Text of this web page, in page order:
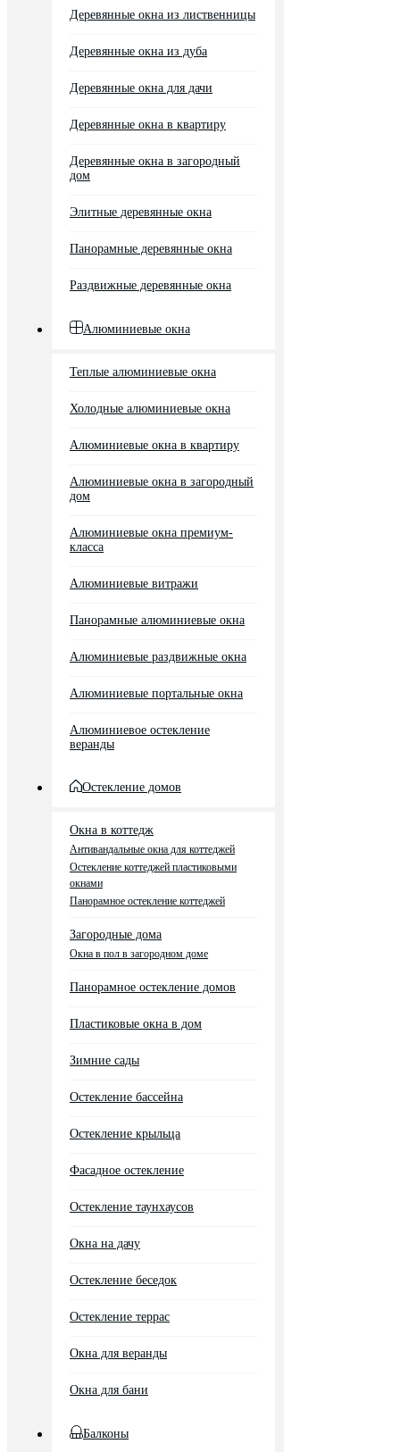
Деревянные окна из лиственницы
Деревянные окна из дуба
Деревянные окна для дачи
Деревянные окна в квартиру
Деревянные окна в загородный
дом
Элитные деревянные окна
Панорамные деревянные окна
Раздвижные деревянные окна
Алюминиевые окна
Теплые алюминиевые окна
Холодные алюминиевые окна
Алюминиевые окна в квартиру
Алюминиевые окна в загородный
дом
Алюминиевые окна премиум-
класса
Алюминиевые витражи
Панорамные алюминиевые окна
Алюминиевые раздвижные окна
Алюминиевые портальные окна
Алюминиевое остекление
веранды
Остекление домов
Окна в коттедж
Антивандальные окна для коттеджей
Остекление коттеджей пластиковыми
окнами
Панорамное остекление коттеджей
Загородные дома
Окна в пол в загородном доме
Панорамное остекление домов
Пластиковые окна в дом
Зимние сады
Остекление бассейна
Остекление крыльца
Фасадное остекление
Остекление таунхаусов
Окна на дачу
Остекление беседок
Остекление террас
Окна для веранды
Окна для бани
Балконы